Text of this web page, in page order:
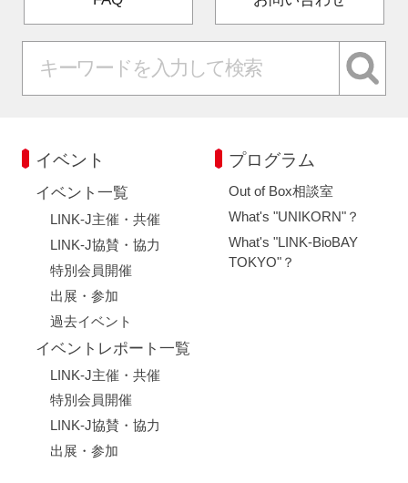
イベント
イベント一覧
LINK-J主催・共催
LINK-J協賛・協力
特別会員開催
出展・参加
過去イベント
イベントレポート一覧
LINK-J主催・共催
特別会員開催
LINK-J協賛・協力
出展・参加
プログラム
Out of Box相談室
What's "UNIKORN"？
What's "LINK-BioBAY
TOKYO"？